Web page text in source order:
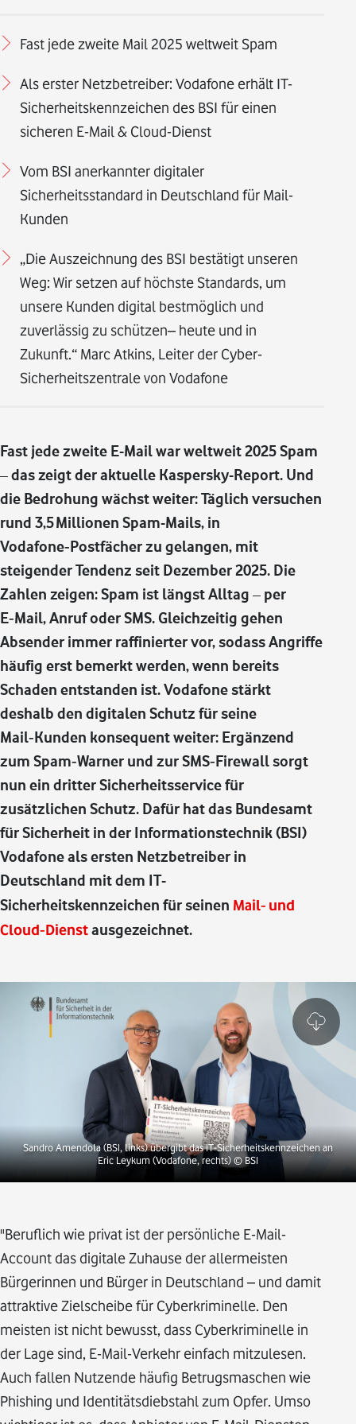
Fast jede zweite Mail 2025 weltweit Spam
Als erster Netzbetreiber: Vodafone erhält IT-
Sicherheitskennzeichen des BSI für einen
sicheren E-Mail & Cloud-Dienst
Vom BSI anerkannter digitaler
Sicherheitsstandard in Deutschland für Mail-
Kunden
„Die Auszeichnung des BSI bestätigt unseren
Weg: Wir setzen auf höchste Standards, um
unsere Kunden digital bestmöglich und
zuverlässig zu schützen– heute und in
Zukunft.“ Marc Atkins, Leiter der Cyber-
Sicherheitszentrale von Vodafone
Fast jede zweite E-Mail war weltweit 2025 Spam
– das zeigt der aktuelle Kaspersky-Report. Und
die Bedrohung wächst weiter: Täglich versuchen
rund 3,5 Millionen Spam-Mails, in
Vodafone‑Postfächer zu gelangen, mit
steigender Tendenz seit Dezember 2025. Die
Zahlen zeigen: Spam ist längst Alltag – per
E‑Mail, Anruf oder SMS. Gleichzeitig gehen
Absender immer raffinierter vor, sodass Angriffe
häufig erst bemerkt werden, wenn bereits
Schaden entstanden ist. Vodafone stärkt
deshalb den digitalen Schutz für seine
Mail‑Kunden konsequent weiter: Ergänzend
zum Spam‑Warner und zur SMS‑Firewall sorgt
nun ein dritter Sicherheitsservice für
zusätzlichen Schutz. Dafür hat das Bundesamt
für Sicherheit in der Informationstechnik (BSI)
Vodafone als ersten Netzbetreiber in
Deutschland mit dem IT-
Sicherheitskennzeichen für seinen Mail‑ und
Cloud‑Dienstausgezeichnet.
Sandro Amendola (BSI, links) übergibt das IT-Sicherheitskennzeichen an
Eric Leykum (Vodafone, rechts)© BSI
"Beruflich wie privat ist der persönliche E-Mail-
Account das digitale Zuhause der allermeisten
Bürgerinnen und Bürger in Deutschland – und damit
attraktive Zielscheibe für Cyberkriminelle. Den
meisten ist nicht bewusst, dass Cyberkriminelle in
der Lage sind, E-Mail-Verkehr einfach mitzulesen.
Auch fallen Nutzende häufig Betrugsmaschen wie
Phishing und Identitätsdiebstahl zum Opfer. Umso